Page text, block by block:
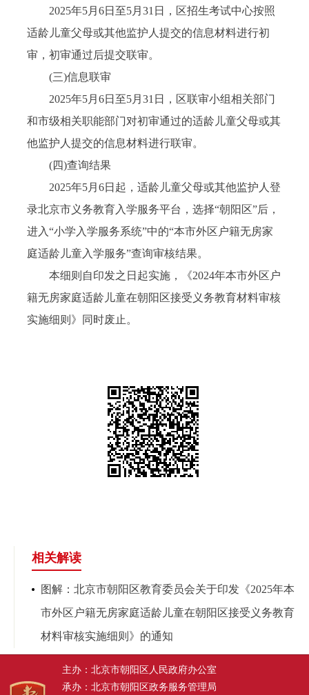
2025年5月6日至5月31日，区招生考试中心按照
适龄儿童父母或其他监护人提交的信息材料进行初
审，初审通过后提交联审。
(三)信息联审
2025年5月6日至5月31日，区联审小组相关部门
和市级相关职能部门对初审通过的适龄儿童父母或其
他监护人提交的信息材料进行联审。
(四)查询结果
2025年5月6日起，适龄儿童父母或其他监护人登
录北京市义务教育入学服务平台，选择“朝阳区”后，
进入“小学入学服务系统”中的“本市外区户籍无房家
庭适龄儿童入学服务”查询审核结果。
本细则自印发之日起实施，《2024年本市外区户
籍无房家庭适龄儿童在朝阳区接受义务教育材料审核
实施细则》同时废止。
相关解读
图解：北京市朝阳区教育委员会关于印发《2025年本
市外区户籍无房家庭适龄儿童在朝阳区接受义务教育
材料审核实施细则》的通知
主办：北京市朝阳区人民政府办公室
承办：北京市朝阳区政务服务管理局